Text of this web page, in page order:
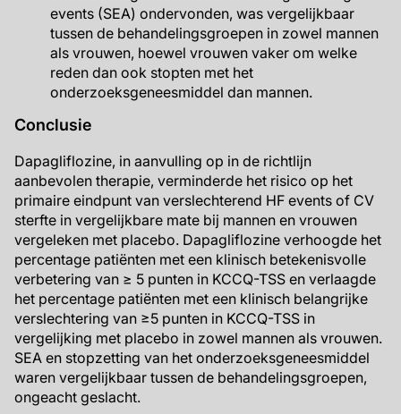
events (SEA) ondervonden, was vergelijkbaar
tussen de behandelingsgroepen in zowel mannen
als vrouwen, hoewel vrouwen vaker om welke
reden dan ook stopten met het
onderzoeksgeneesmiddel dan mannen.
Conclusie
Dapagliflozine, in aanvulling op in de richtlijn
aanbevolen therapie, verminderde het risico op het
primaire eindpunt van verslechterend HF events of CV
sterfte in vergelijkbare mate bij mannen en vrouwen
vergeleken met placebo. Dapagliflozine verhoogde het
percentage patiënten met een klinisch betekenisvolle
verbetering van ≥ 5 punten in KCCQ-TSS en verlaagde
het percentage patiënten met een klinisch belangrijke
verslechtering van ≥5 punten in KCCQ-TSS in
vergelijking met placebo in zowel mannen als vrouwen.
SEA en stopzetting van het onderzoeksgeneesmiddel
waren vergelijkbaar tussen de behandelingsgroepen,
ongeacht geslacht.